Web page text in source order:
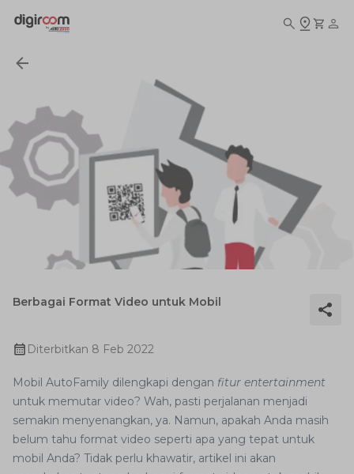
Berbagai Format Video untuk Mobil
Diterbitkan 8 Feb 2022
Mobil AutoFamily dilengkapi dengan fitur entertainment
untuk memutar video? Wah, pasti perjalanan menjadi
semakin menyenangkan, ya. Namun, apakah Anda masih
belum tahu format video seperti apa yang tepat untuk
mobil Anda? Tidak perlu khawatir, artikel ini akan